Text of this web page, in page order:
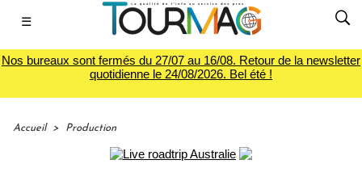
☰
Nos bureaux sont fermés du 27/07 au 16/08. Retour de la newsletter
quotidienne le 24/08/2026. Bel été !
Accueil > Production